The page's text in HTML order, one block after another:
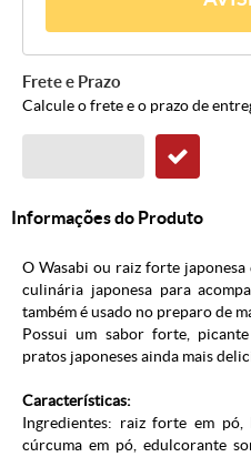
Frete e Prazo
Calcule o frete e o prazo de
Informações do Produto
O Wasabi ou raiz forte
culinária japonesa para
também é usado no preparo de
Possui um sabor forte,
pratos japoneses ainda mais
Características:
Ingredientes: raiz forte em pó,
cúrcuma em pó, edulcorante